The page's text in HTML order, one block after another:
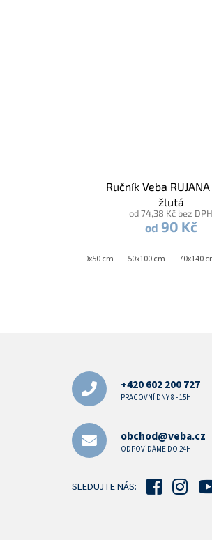
Ručník Veba
žlutá
od 74,38 Kč bez DPH
od 90 Kč
30x50 cm 50x100 cm 70x140
+420 602 200 727
PRACOVNÍ DNY 8 - 15H
obchod@veba.cz
ODPOVÍDÁME DO 24H
SLEDUJTE NÁS: